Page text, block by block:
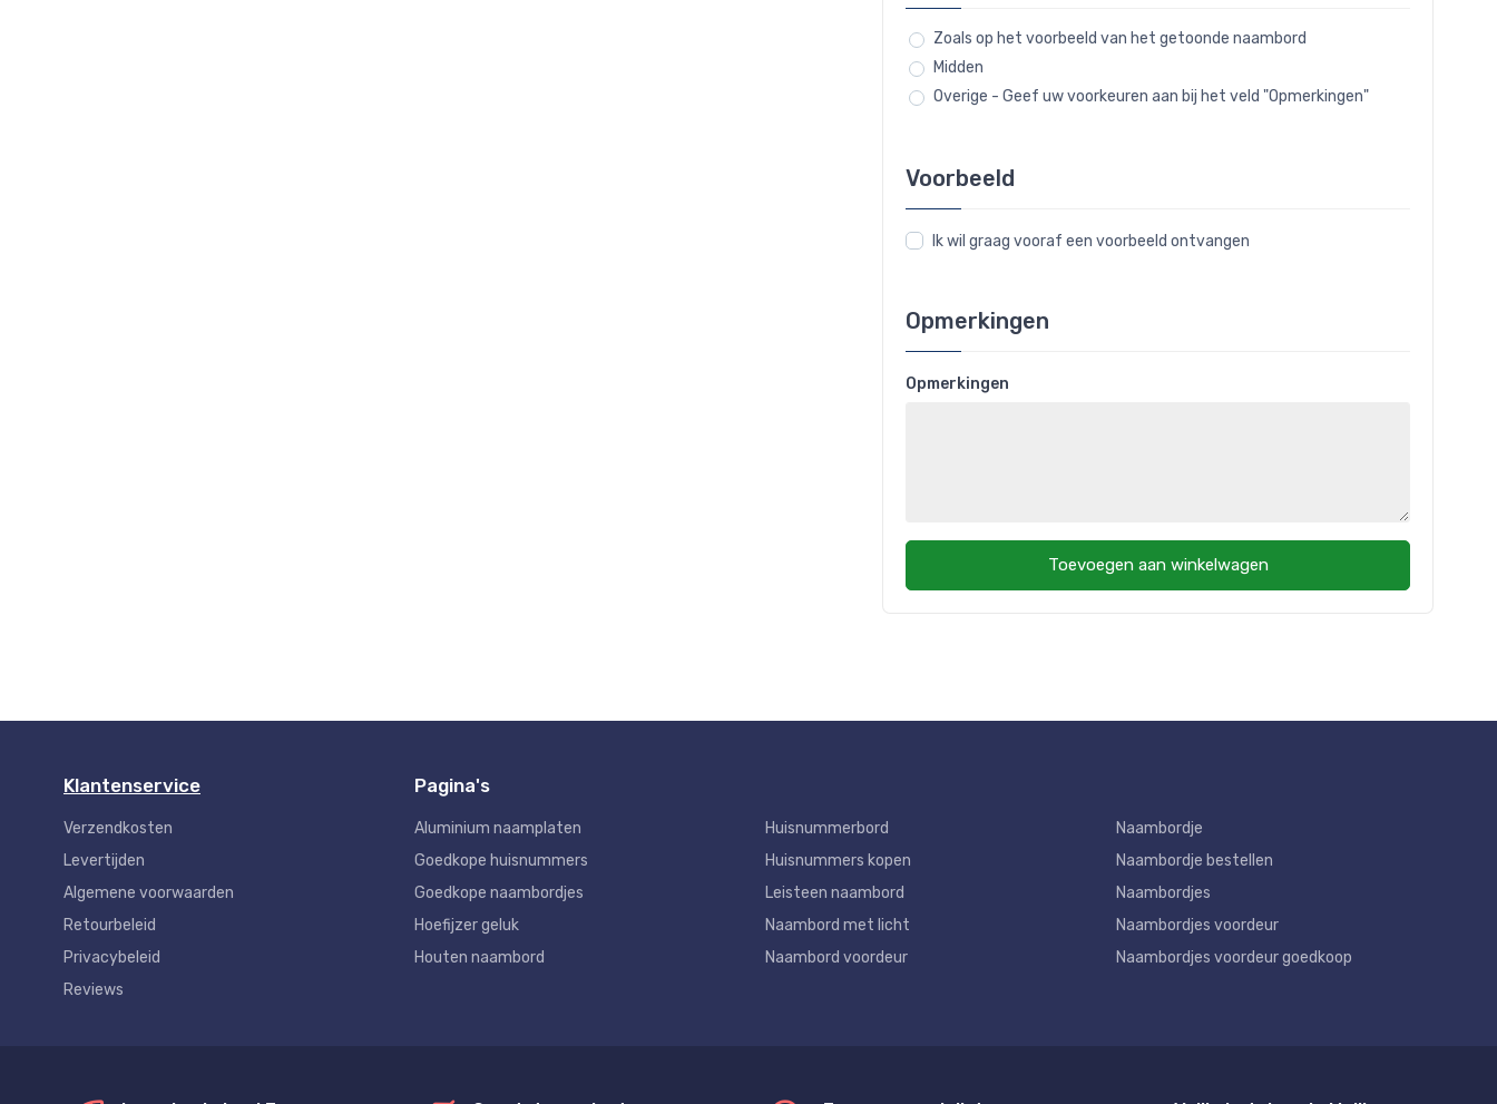
Zoals op het voorbeeld van het getoonde naambord
Midden
Overige - Geef uw voorkeuren aan bij het veld "Opmerkingen"
Voorbeeld
Ik wil graag vooraf een voorbeeld ontvangen
Opmerkingen
Opmerkingen
Toevoegen aan winkelwagen
Klantenservice
Verzendkosten
Levertijden
Algemene voorwaarden
Retourbeleid
Privacybeleid
Reviews
Pagina's
Aluminium naamplaten
Goedkope huisnummers
Goedkope naambordjes
Hoefijzer geluk
Houten naambord
Huisnummerbord
Huisnummers kopen
Leisteen naambord
Naambord met licht
Naambord voordeur
Naambordje
Naambordje bestellen
Naambordjes
Naambordjes voordeur
Naambordjes voordeur goedkoop